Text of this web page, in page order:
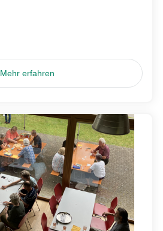
Mehr erfahren